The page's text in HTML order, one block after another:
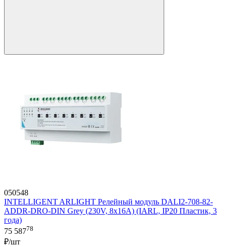
050548
INTELLIGENT ARLIGHT Релейный модуль DALI2-708-82-
ADDR-DRO-DIN Grey (230V, 8x16A) (IARL, IP20 Пластик, 3
года)
75 58778
₽/шт